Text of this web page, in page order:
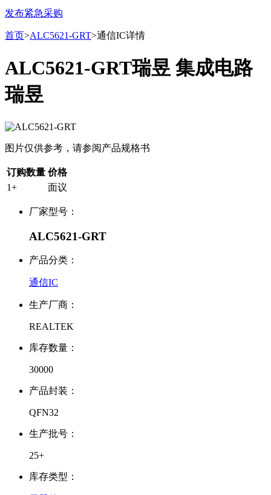
发布紧急采购
首页>ALC5621-GRT>通信IC详情
ALC5621-GRT瑞昱 集成电路
瑞昱
图片仅供参考，请参阅产品规格书
订购数量 价格
1+
面议
厂家型号：
ALC5621-GRT
产品分类：
通信IC
生产厂商：
REALTEK
库存数量：
30000
产品封装：
QFN32
生产批号：
25+
库存类型：